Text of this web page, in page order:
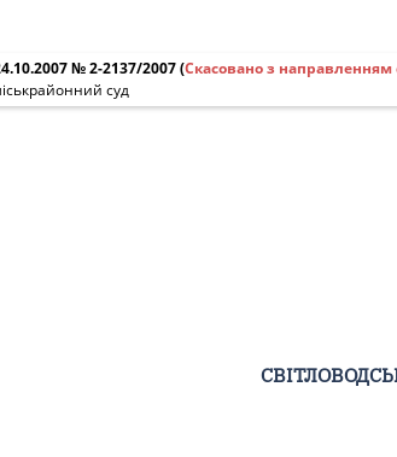
№ 2-2137/2007(Скасовано з
суд